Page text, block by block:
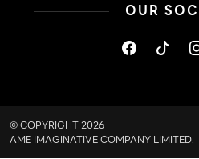
OUR
© COPYRIGHT 2026
AME IMAGINATIVE COMPANY LIMITED.